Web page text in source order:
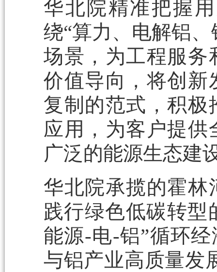
华北院精准把握
绕“算力、电解铝
场景，为工程服务
价值导向，将创新
复制的范式，积极
应用，为客户提
广泛的能源生态建
华北院承揽的霍林
践行绿色低碳转型
能源-电-铝”循环
与铝产业高质量发